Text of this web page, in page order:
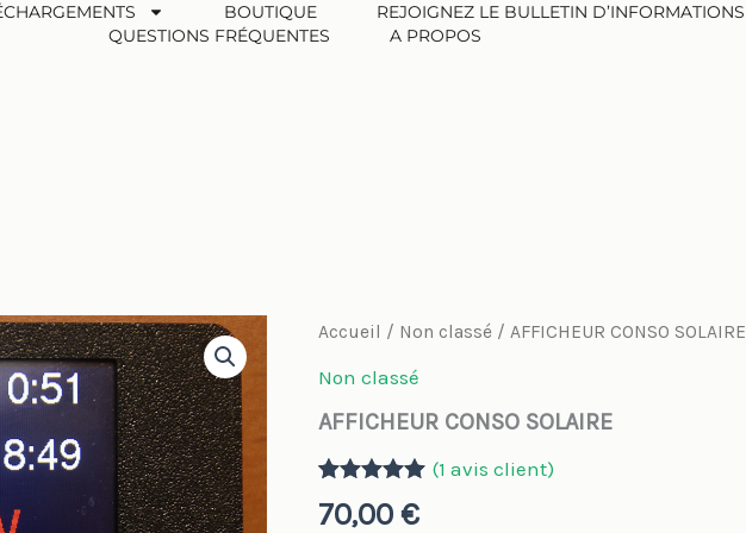
BOUTIQUE
REJOIGNEZ LE BULLETIN D’INFORMATIONS
QUESTIONS FRÉQUENTES
A PROPOS
Accueil / Non classé / AFFICHEUR CONSO SOLAIRE
Non classé
AFFICHEUR CONSO SOLAIRE
Noté5.00
sur 5
1
(1 avis client)
70,00€
AFFICHEUR
SOLAIRE